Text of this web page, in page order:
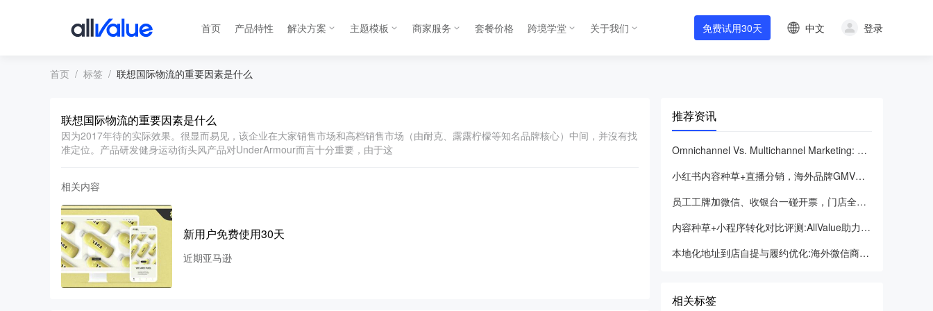
首页 产品特性 解决方案 主题模板 商家服务 套餐价格 跨境学堂 关于我们 免费试用30天 中文 登录
首页 标签 联想国际物流的重要因素是什么
联想国际物流的重要因素是什么
因为2017年待的实际效果。很显而易见，该企业在大家销售市场和高档销售市场（由耐克、露露柠檬等知名品牌核心）中间，并沒有找
准定位。产品研发健身运动街头风产品对UnderArmour而言十分重要，由于这
相关内容
新用户免费使用30天
近期亚马逊
推荐资讯
Omnichannel Vs. Multichannel Marketing: Definition, Tips, And Examples
小红书内容种草+直播分销，海外品牌GMV增长实操复盘
员工工牌加微信、收银台一碰开票，门店全域引流ROI提升97.6%
内容种草+小程序转化对比评测:AllValue助力品牌主沉淀用户资产
本地化地址到店自提与履约优化:海外微信商家增长指南
相关标签